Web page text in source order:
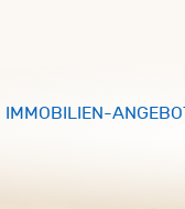
IMMOBILIEN-